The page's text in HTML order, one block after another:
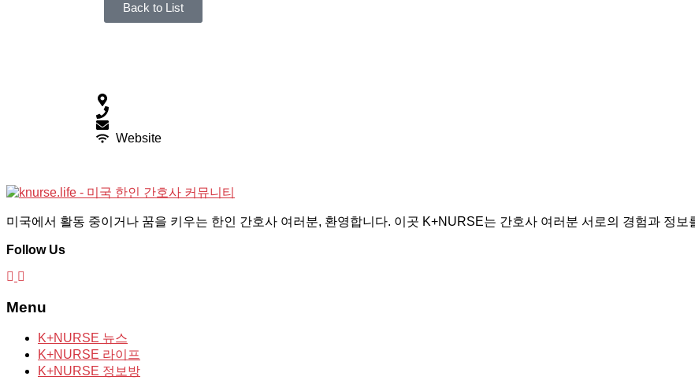
Back to List
Website
미국에서 활동 중이거나 꿈을 키우는 한인 간호사 여러분, 환영합니다. 이곳 K+NURSE는 간호사 여러분 서로의 경험과 정
Follow Us
Menu
K+NURSE 뉴스
K+NURSE 라이프
K+NURSE 정보방